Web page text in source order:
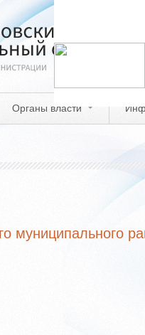
Органы власти
муниципального